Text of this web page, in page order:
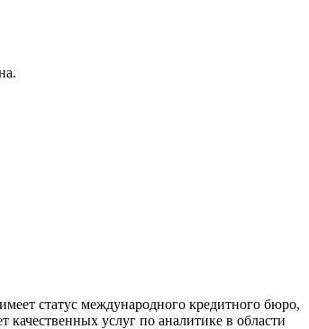
статус международного кредитного бюро,
услуг по аналитике в области